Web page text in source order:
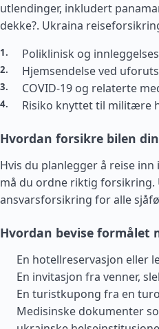
utlendinger, inkludert
dekke?. Ukraina
Poliklinisk og
Hjemsendelse ved
COVID-19 og relaterte
Risiko knyttet til militære
Hvordan forsikre bilen
Hvis du planlegger å reise
må du ordne riktig
ansvarsforsikring for alle
Hvordan bevise formålet
En hotellreservasjon eller
En invitasjon fra venner,
En turistkupong fra en
Medisinske dokumenter